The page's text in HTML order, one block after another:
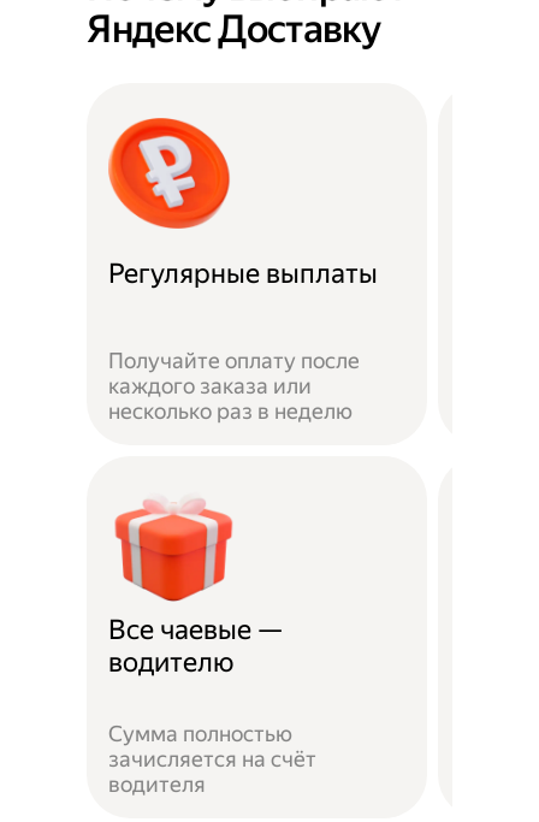
Яндекс Доставку
Регулярные выплаты
Получайте оплату после
каждого заказа или
несколько раз в неделю
Все чаевые —
водителю
Сумма полностью
зачисляется на счёт
водителя